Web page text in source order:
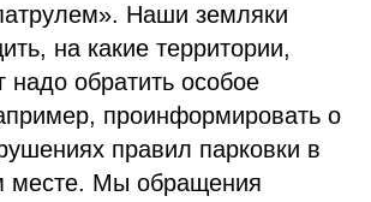
Наши земляки
на какие территории,
надо обратить особое
проинформировать о
правил парковки в
месте. Мы обращения